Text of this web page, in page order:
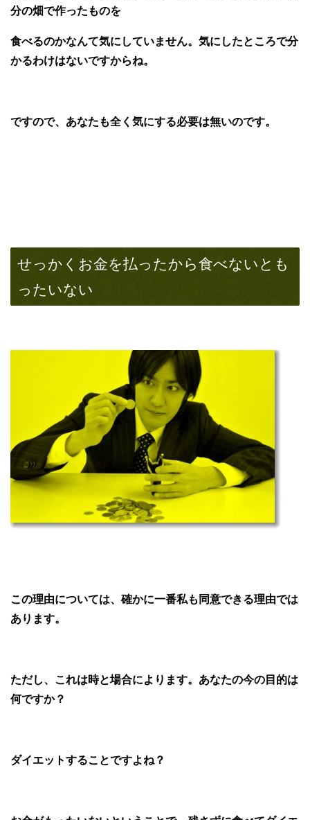
分の畑で作ったものを
食べるのかなんて気にしていません。気にしたところで分
かるわけはないですからね。
ですので、 あなたも全く気にする必要は無いのです。
せっかくお金を払ったから食べないとも
ったいない
この理由については、確かに一番私も同意できる理由では
あります。
ただし、これは時と場合によります。 あなたの今の目的は
何ですか？
ダイエットすることですよね？